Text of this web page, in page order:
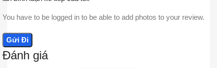
Đánh giá
You have to be logged in to be able to add photos to your review.